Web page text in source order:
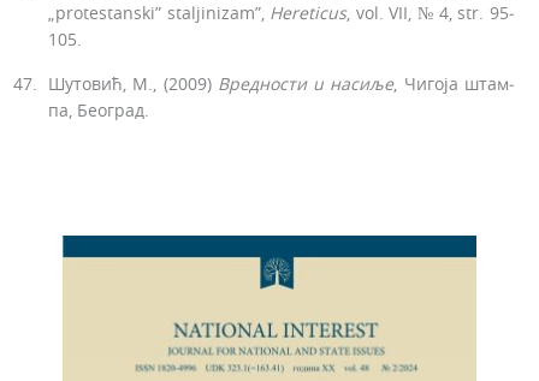
„protestanski” staljinizam”, Hereticus, vol. VII, № 4, str. 95­
105.
Шутовић, М., (2009) Вредности u насиље, Чигоја штам­
па, Београд.